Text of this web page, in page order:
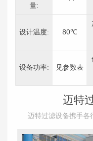
量:
设计温度: 80℃
设备功率: 见参数表
迈特
迈特过滤设备携手各